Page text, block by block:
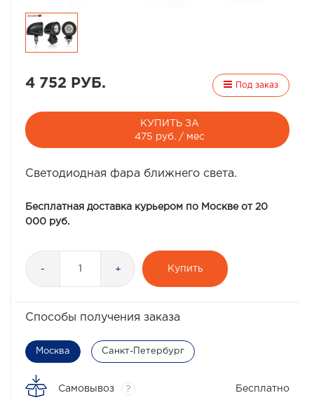
4 752 РУБ. Под заказ
КУПИТЬ ЗА
475 руб. / мес
Светодиодная фара ближнего света.
Бесплатная доставка курьером по Москве от 20
000 руб.
- + Купить
Способы получения заказа
Москва Санкт-Петербург
Самовывоз ? Бесплатно